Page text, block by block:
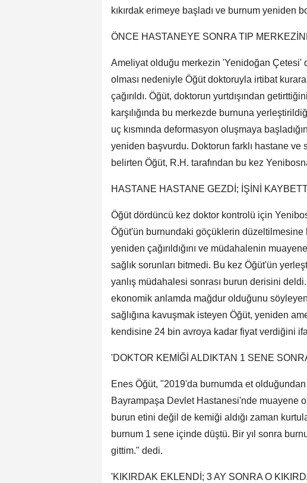
kıkırdak erimeye başladı ve burnum yeniden
ÖNCE HASTANEYE SONRA TIP
Ameliyat olduğu merkezin 'Yenidoğan Çetesi'
olması nedeniyle Öğüt doktoruyla irtibat
çağırıldı. Öğüt, doktorun yurtdışından
karşılığında bu merkezde burnuna
uç kısmında deformasyon oluşmaya
yeniden başvurdu. Doktorun farklı hastane ve
belirten Öğüt, R.H. tarafından bu kez
HASTANE HASTANE GEZDİ; İŞİNİ
Öğüt dördüncü kez doktor kontrolü için
Öğüt'ün burnundaki göçüklerin düzeltilmesine
yeniden çağırıldığını ve müdahalenin
sağlık sorunları bitmedi. Bu kez Öğüt'ün
yanlış müdahalesi sonrası burun derisini
ekonomik anlamda mağdur olduğunu
sağlığına kavuşmak isteyen Öğüt, yeniden
kendisine 24 bin avroya kadar fiyat verdiğini
'DOKTOR KEMİĞİ ALDIKTAN 1 SENE
Enes Öğüt, "2019'da burnumda et olduğundan
Bayrampaşa Devlet Hastanesi'nde muayene
burun etini değil de kemiği aldığı zaman
burnum 1 sene içinde düştü. Bir yıl sonra
gittim." dedi.
'KIKIRDAK EKLENDİ; 3 AY SONRA O